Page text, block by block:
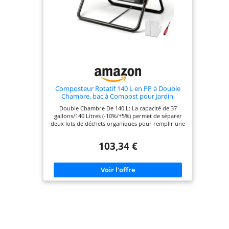
Capacité de 140 L, vous pouvez y mettre : des
coquilles d'œufs, du café moulu, des feuilles de
palmier, des feuilles, de la pelouse ou d'autres
déchets de fruits et légumes. Parfaitement adapté
pour votre jardin et pour les personnes qui ne
Composteur Rotatif 140 L en PP à Double
Chambre, bac à Compost pour Jardin,
Double Chambre De 140 L: La capacité de 37
gallons/140 Litres (-10%/+5%) permet de séparer
deux lots de déchets organiques pour remplir une
rotatif facilite le mélange des matières sans
chambres pouvant être manipulées séparément
Structure PP + Q235B: Le composteur associe un
corps en PP et un support en Q235B, avec une
capacité de charge maximale de 88 livres/40 kg
103,34 €